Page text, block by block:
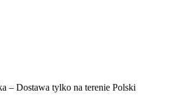
– Dostawa tylko na terenie Polski